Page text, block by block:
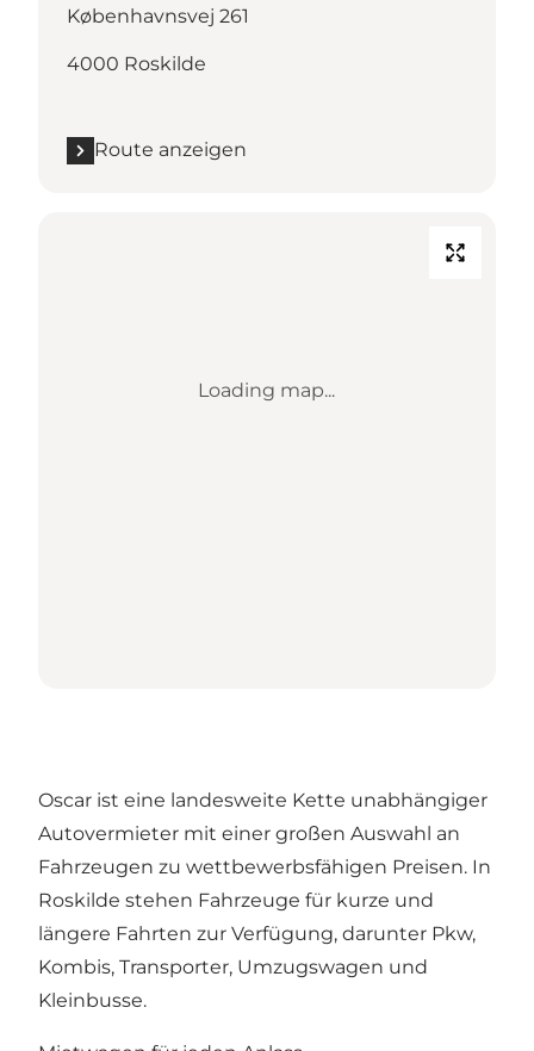
Københavnsvej 261
4000 Roskilde
Route anzeigen
Loading map...
Oscar ist eine landesweite Kette unabhängiger
Autovermieter mit einer großen Auswahl an
Fahrzeugen zu wettbewerbsfähigen Preisen. In
Roskilde stehen Fahrzeuge für kurze und
längere Fahrten zur Verfügung, darunter Pkw,
Kombis, Transporter, Umzugswagen und
Kleinbusse.